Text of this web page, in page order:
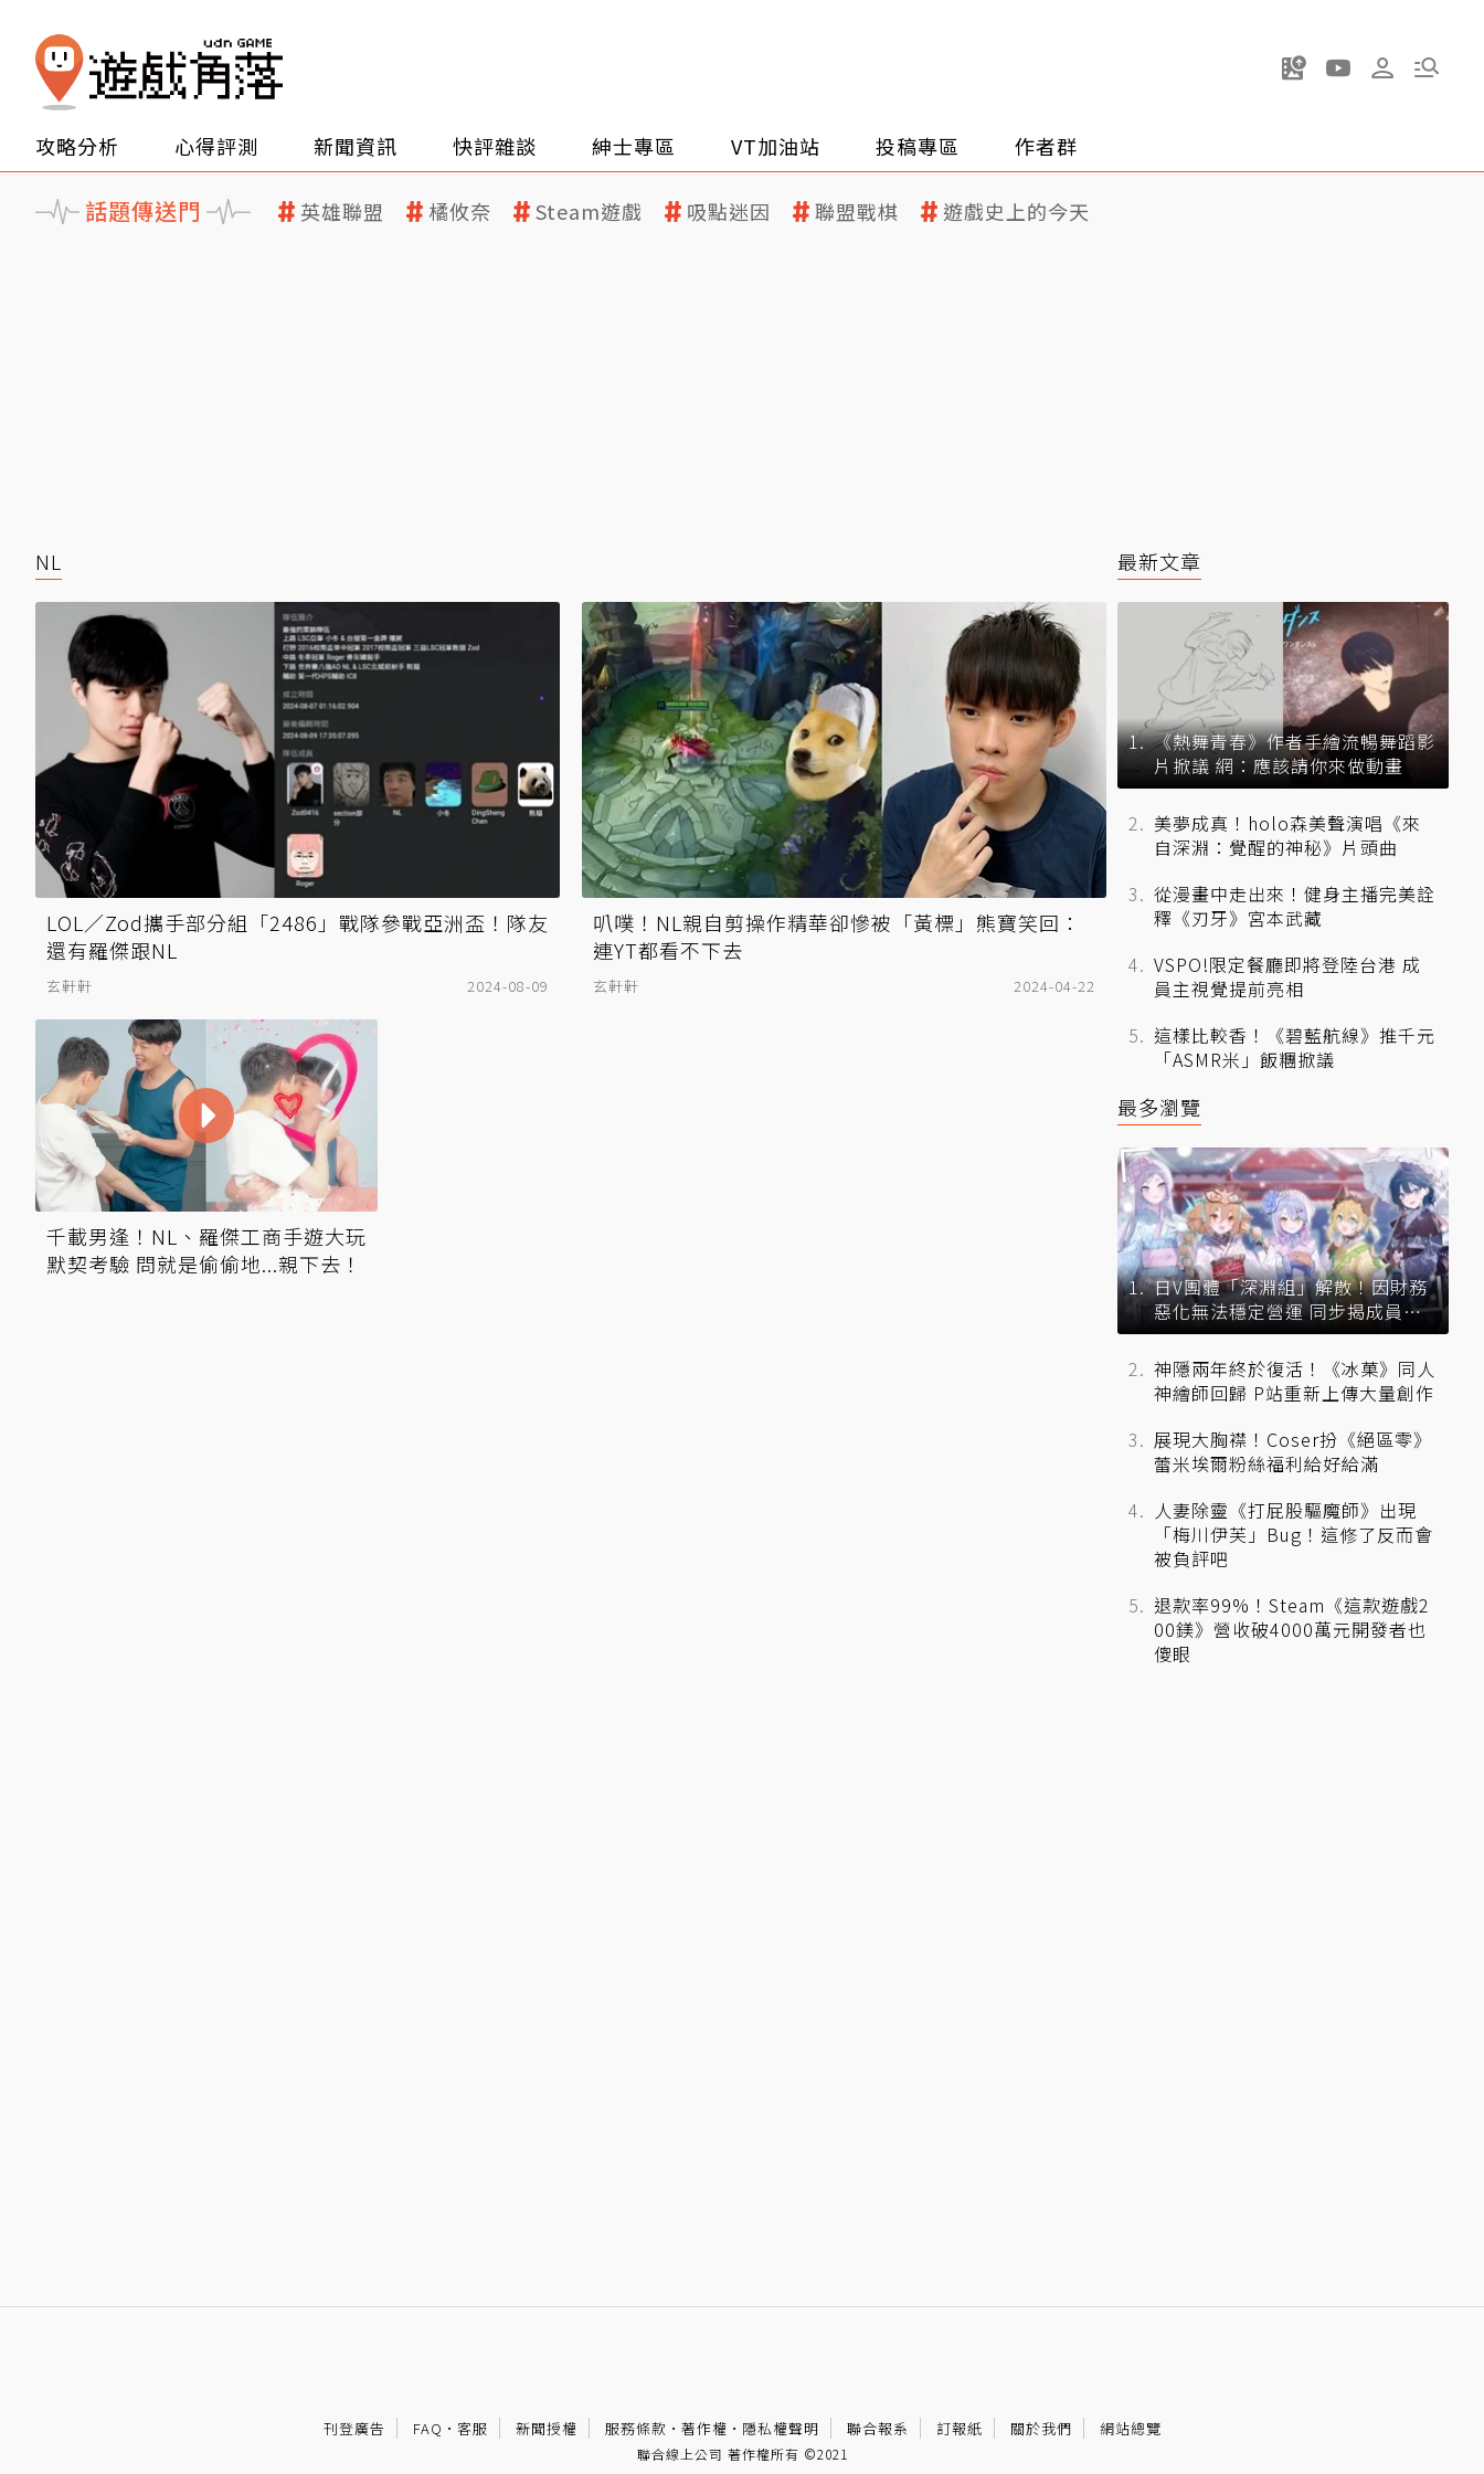
攻略分析 心得評測 新聞資訊 快評雜談 紳士專區 VT加油站 投稿專區 作者群
話題傳送門 英雄聯盟 橘攸奈 Steam遊戲 吸點迷因 聯盟戰棋 遊戲史上的今天
NL
LOL／Zod攜手部分組「2486」戰隊參戰亞洲盃！隊友
還有羅傑跟NL
玄軒軒 2024-08-09
叭噗！NL親自剪操作精華卻慘被「黃標」熊寶笑回：
連YT都看不下去
玄軒軒 2024-04-22
千載男逢！NL、羅傑工商手遊大玩
默契考驗 問就是偷偷地...親下去！
最新文章
《熱舞青春》作者手繪流暢舞蹈影
片掀議 網：應該請你來做動畫
美夢成真！holo森美聲演唱《來
自深淵：覺醒的神秘》片頭曲
從漫畫中走出來！健身主播完美詮
釋《刃牙》宮本武藏
VSPO!限定餐廳即將登陸台港 成
員主視覺提前亮相
這樣比較香！《碧藍航線》推千元
「ASMR米」飯糰掀議
最多瀏覽
日V團體「深淵組」解散！因財務
惡化無法穩定營運 同步揭成員未
來去向
神隱兩年終於復活！《冰菓》同人
神繪師回歸 P站重新上傳大量創作
展現大胸襟！Coser扮《絕區零》
蕾米埃爾粉絲福利給好給滿
人妻除靈《打屁股驅魔師》出現
「梅川伊芙」Bug！這修了反而會
被負評吧
退款率99%！Steam《這款遊戲2
00鎂》營收破4000萬元開發者也
傻眼
刊登廣告 FAQ · 客服 新聞授權 服務條款 · 著作權 · 隱私權聲明 聯合報系 訂報紙 關於我們 網站總覽
聯合線上公司 著作權所有 ©2021